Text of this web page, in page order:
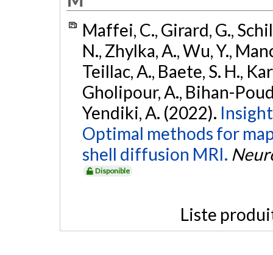
Maffei, C., Girard, G.,
N., Zhylka, A., Wu, Y.,
Teillac, A., Baete, S. H.,
Gholipour, A., Bihan-
Yendiki, A. (2022).
Optimal methods for
shell diffusion MRI.
Disponible
Liste